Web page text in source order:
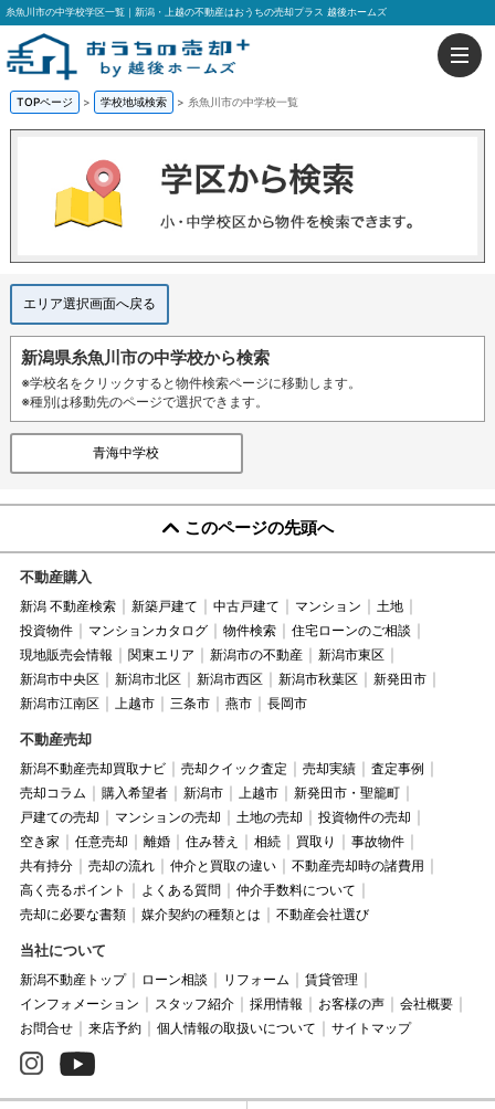
糸魚川市の中学校学区一覧｜新潟・上越の不動産はおうちの売却プラス 越後ホームズ
TOPページ > 学校地域検索 > 糸魚川市の中学校一覧
エリア選択画面へ戻る
新潟県糸魚川市の中学校から検索
※学校名をクリックすると物件検索ページに移動します。
※種別は移動先のページで選択できます。
青海中学校
このページの先頭へ
不動産購入
新潟 不動産検索 新築戸建て 中古戸建て マンション
土地
投資物件
マンションカタログ 物件検索
住宅ローンのご相談
現地販売会情報
関東エリア 新潟市の不動産
新潟市東区
新潟市中央区
新潟市北区 新潟市西区 新潟市秋葉区
新発田市
新潟市江南区
上越市 三条市 燕市 長岡市
不動産売却
新潟不動産売却買取ナビ 売却クイック査定 売却実績
査定事例
売却コラム
購入希望者 新潟市 上越市
新発田市・聖籠町
戸建ての売却
マンションの売却 土地の売却
投資物件の売却
空き家
任意売却 離婚 住み替え 相続 買取り
事故物件
共有持分
売却の流れ 仲介と買取の違い
不動産売却時の諸費用
高く売るポイント
よくある質問
仲介手数料について
売却に必要な書類
媒介契約の種類とは 不動産会社選び
当社について
新潟不動産トップ ローン相談 リフォーム
賃貸管理
インフォメーション
スタッフ紹介 採用情報 お客様の声
会社概要
お問合せ
来店予約 個人情報の取扱いについて サイトマップ